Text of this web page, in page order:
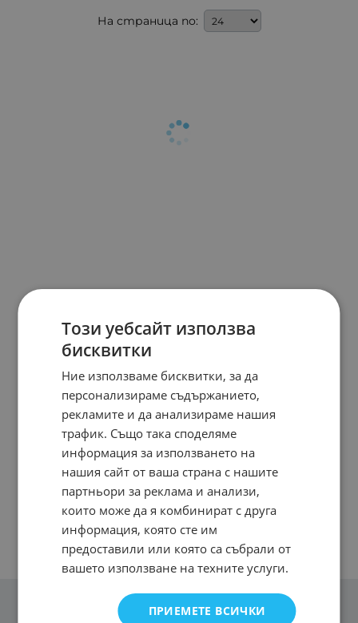
На страница по:
Този уебсайт използва
бисквитки
Ние използваме бисквитки, за да
персонализираме съдържанието,
рекламите и да анализираме нашия
трафик. Също така споделяме
информация за използването на
нашия сайт от ваша страна с нашите
партньори за реклама и анализи,
които може да я комбинират с друга
информация, която сте им
предоставили или която са събрали от
вашето използване на техните услуги.
ПРИЕМЕТЕ ВСИЧКИ